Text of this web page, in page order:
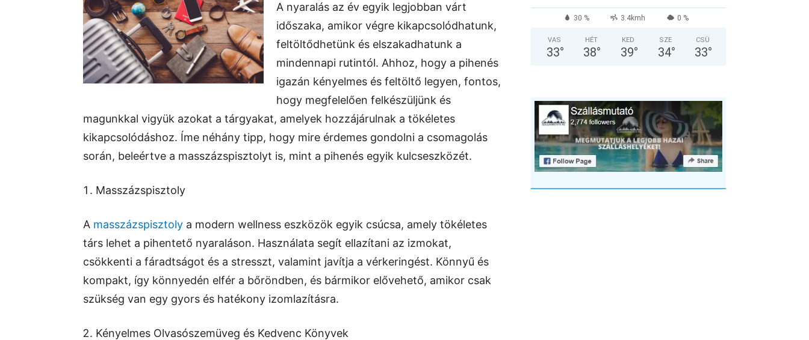
A nyaralás az év egyik legjobban várt
időszaka, amikor végre kikapcsolódhatunk,
feltöltődhetünk és elszakadhatunk a
mindennapi rutintól. Ahhoz, hogy a pihenés
igazán kényelmes és feltöltő legyen, fontos,
hogy megfelelően felkészüljünk és
magunkkal vigyük azokat a tárgyakat, amelyek hozzájárulnak a tökéletes
kikapcsolódáshoz. Íme néhány tipp, hogy mire érdemes gondolni a csomagolás
során, beleértve a masszázspisztolyt is, mint a pihenés egyik kulcseszközét.
Masszázspisztoly
A masszázspisztoly a modern wellness eszközök egyik csúcsa, amely tökéletes
társ lehet a pihentető nyaraláson. Használata segít ellazítani az izmokat,
csökkenti a fáradtságot és a stresszt, valamint javítja a vérkeringést. Könnyű és
kompakt, így könnyedén elfér a bőröndben, és bármikor elővehető, amikor csak
szükség van egy gyors és hatékony izomlazításra.
Kényelmes Olvasószemüveg és Kedvenc Könyvek
30 % 3.4kmh 0 %
VAS
33°
HÉT
38°
KED
39°
SZE
34°
CSÜ
33°